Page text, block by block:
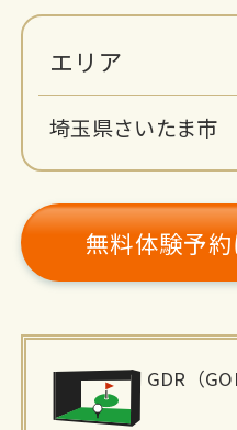
エリア
埼玉県さいたま市
無料体験予
GDR（